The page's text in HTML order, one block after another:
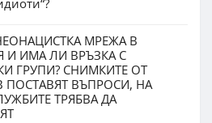
МРЕЖА В
И ИМА ЛИ ВРЪЗКА С
ГРУПИ? СНИМКИТЕ ОТ
ВЪПРОСИ, НА
ТРЯБВА ДА